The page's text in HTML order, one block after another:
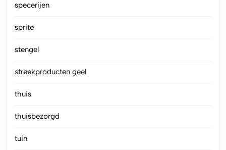
specerijen
sprite
stengel
streekproducten geel
thuis
thuisbezorgd
tuin